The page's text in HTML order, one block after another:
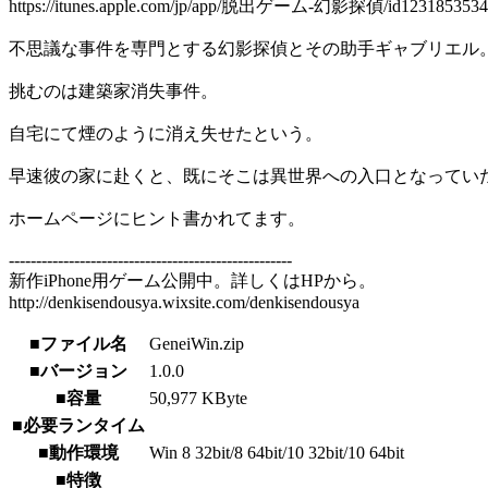
https://itunes.apple.com/jp/app/脱出ゲーム-幻影探偵/
不思議な事件を専門とする幻影探偵とその助手ギャブリエル。
挑むのは建築家消失事件。
自宅にて煙のように消え失せたという。
早速彼の家に赴くと、既にそこは異世界への入口となってい
ホームページにヒント書かれてます。
----------------------------------------------------
新作iPhone用ゲーム公開中。詳しくはHPから。
http://denkisendousya.wixsite.com/denkisendousya
■ファイル名
GeneiWin.zip
■バージョン
1.0.0
■容量
50,977 KByte
■必要ランタイム
■動作環境
Win 8 32bit/8 64bit/10 32bit/10 64bit
■特徴